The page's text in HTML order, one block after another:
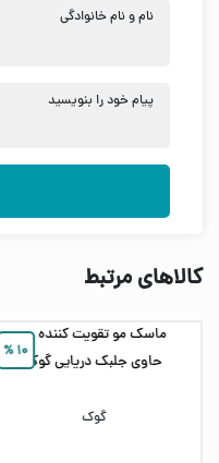
نام و نام خانوادگی
پیام خود را بنویسید
کالاهای مرتبط
۱۰%
ماسک مو تقویت کننده مو
حاوی جلبک دریایی گوک
گوک